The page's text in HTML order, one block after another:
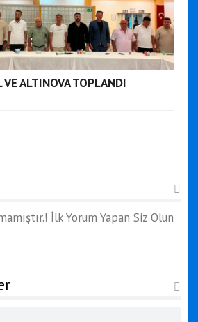
VE ALTINOVA TOPLANDI
İlk Yorum Yapan Siz Olun